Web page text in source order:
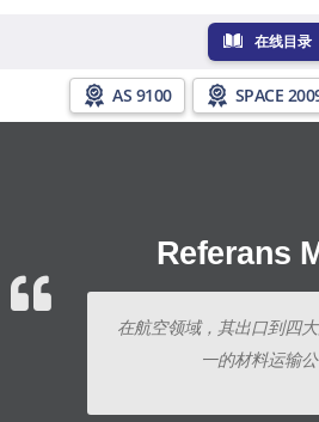
在线目录
AS 9100 SPACE
Referans
在航空领域，其出口到四
一的材料运输